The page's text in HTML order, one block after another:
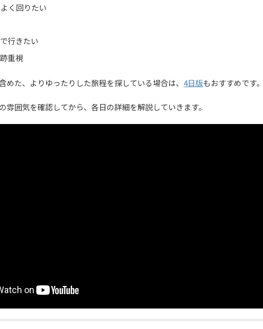
く回りたい
行きたい
重視
めた、よりゆったりした旅程を探している場合は、 4日版もおすすめです。
雰囲気を確認してから、各日の詳細を解説していきます。